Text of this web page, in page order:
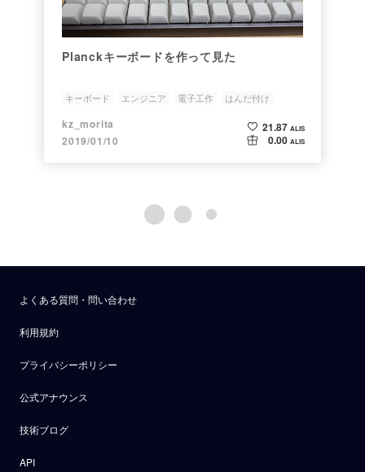
Planckキーボードを作って見た
キーボード エンジニア 電子工作
はんだ付け
自作キーボード
kz_morita
2019/01/10
21.87 ALIS
0.00 ALIS
よくある質問・問い合わせ
利用規約
プライバシーポリシー
公式アナウンス
技術ブログ
API